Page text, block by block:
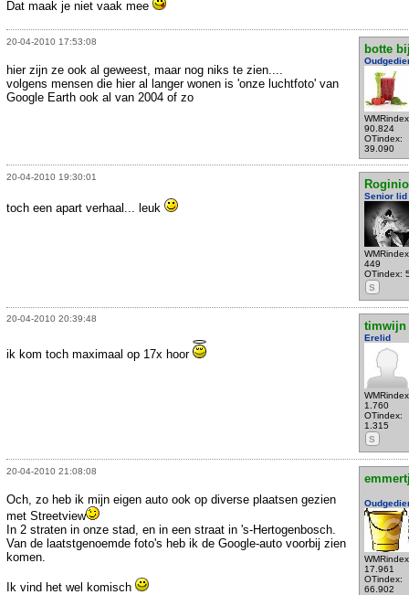
Dat maak je niet vaak mee
20-04-2010 17:53:08
botte
90.824
OTindex:
39.090
hier zijn ze ook al geweest, maar nog niks te zien....
volgens mensen die hier al langer wonen is 'onze luchtfoto' van
Google Earth ook al van 2004 of zo
20-04-2010 19:30:01
Senior lid
449
OTindex:
S
toch een apart verhaal... leuk
20-04-2010 20:39:48
timwijn
Erelid
1.760
OTindex:
1.315
S
ik kom toch maximaal op 17x hoor
20-04-2010 21:08:08
17.961
OTindex:
66.902
Och, zo heb ik mijn eigen auto ook op diverse plaatsen gezien
met Streetview
In 2 straten in onze stad, en in een straat in 's-Hertogenbosch.
Van de laatstgenoemde foto's heb ik de Google-auto voorbij zien
komen.
Ik vind het wel komisch